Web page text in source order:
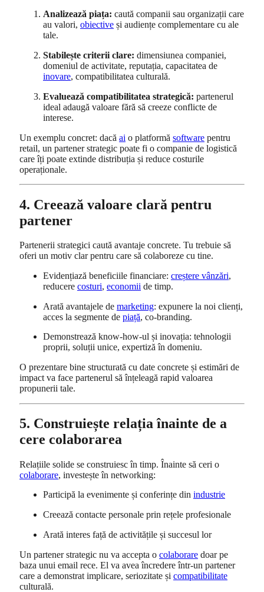
Analizează piața: caută companii sau organizații care
au valori, obiective și audiențe complementare cu ale
tale.
Stabilește criterii clare: dimensiunea companiei,
domeniul de activitate, reputația, capacitatea de
inovare, compatibilitatea culturală.
Evaluează compatibilitatea strategică: partenerul
ideal adaugă valoare fără să creeze conflicte de
interese.
Un exemplu concret: dacă ai o platformă software pentru
retail, un partener strategic poate fi o companie de logistică
care îți poate extinde distribuția și reduce costurile
operaționale.
4. Creează valoare clară pentru
partener
Partenerii strategici caută avantaje concrete. Tu trebuie să
oferi un motiv clar pentru care să colaboreze cu tine.
Evidențiază beneficiile financiare: creștere vânzări,
reducere costuri, economii de timp.
Arată avantajele de marketing: expunere la noi clienți,
acces la segmente de piață, co-branding.
Demonstrează know-how-ul și inovația: tehnologii
proprii, soluții unice, expertiză în domeniu.
O prezentare bine structurată cu date concrete și estimări de
impact va face partenerul să înțeleagă rapid valoarea
propunerii tale.
5. Construiește relația înainte de a
cere colaborarea
Relațiile solide se construiesc în timp. Înainte să ceri o
colaborare, investește în networking:
Participă la evenimente și conferințe din industrie
Creează contacte personale prin rețele profesionale
Arată interes față de activitățile și succesul lor
Un partener strategic nu va accepta o colaborare doar pe
baza unui email rece. El va avea încredere într-un partener
care a demonstrat implicare, seriozitate și compatibilitate
culturală.